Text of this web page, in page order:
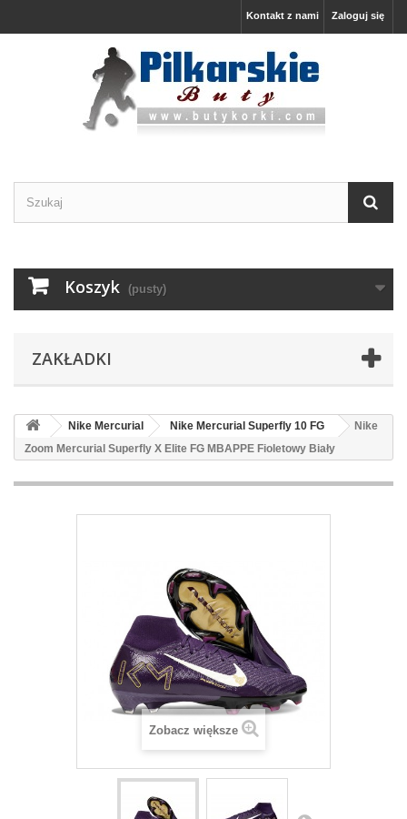
Zaloguj się
Kontakt z nami
Koszyk (pusty)
ZAKŁADKI
Nike Mercurial Nike Mercurial Superfly 10 FG
Nike
Zoom Mercurial Superfly X Elite FG MBAPPE Fioletowy Biały
Zobacz większe